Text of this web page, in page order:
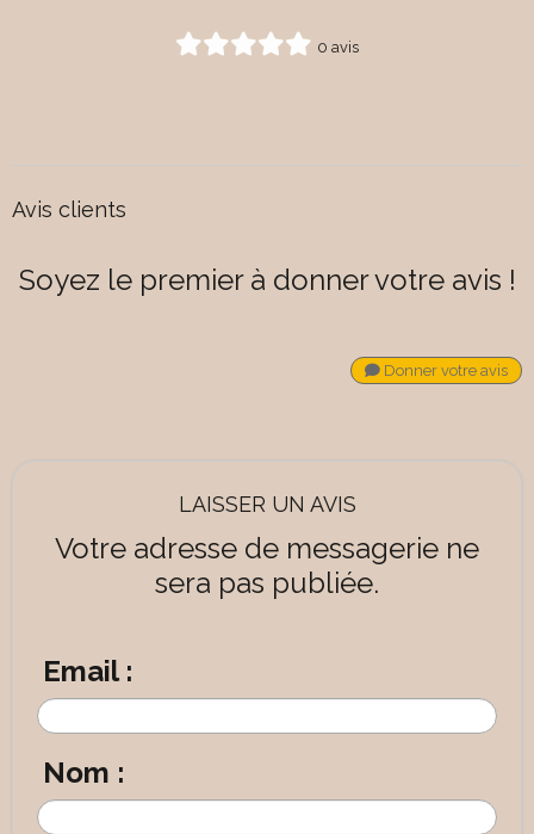
0 avis
Avis clients
Soyez le premier à donner votre avis !
Donner votre avis
LAISSER UN AVIS
Votre adresse de messagerie ne
sera pas publiée.
Email :
Nom :